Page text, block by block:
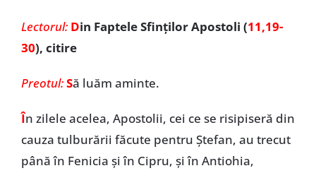
Lectorul: Din Faptele Sfinților Apostoli (11,19-
30), citire
Preotul:Să luăm aminte.
În zilele acelea, Apostolii, cei ce se risipiseră din
cauza tulburării făcute pentru Ștefan, au trecut
până în Fenicia și în Cipru, și în Antiohia,